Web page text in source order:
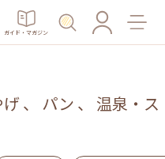
ガイド・マガジン
、 パン 、 温泉・ス